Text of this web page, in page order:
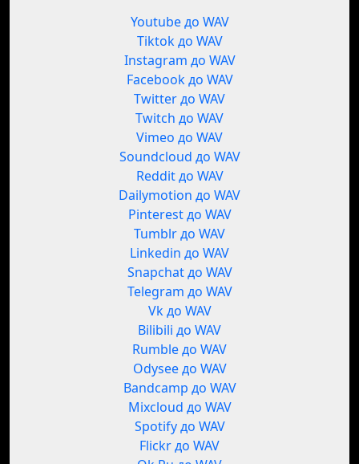
Youtube до WAV
Tiktok до WAV
Instagram до WAV
Facebook до WAV
Twitter до WAV
Twitch до WAV
Vimeo до WAV
Soundcloud до WAV
Reddit до WAV
Dailymotion до WAV
Pinterest до WAV
Tumblr до WAV
Linkedin до WAV
Snapchat до WAV
Telegram до WAV
Vk до WAV
Bilibili до WAV
Rumble до WAV
Odysee до WAV
Bandcamp до WAV
Mixcloud до WAV
Spotify до WAV
Flickr до WAV